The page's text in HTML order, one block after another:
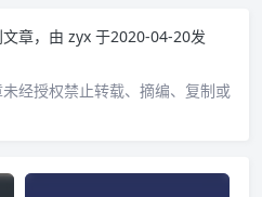
章，由 zyx 于2020-04-20发
经授权禁止转载、摘编、复制或